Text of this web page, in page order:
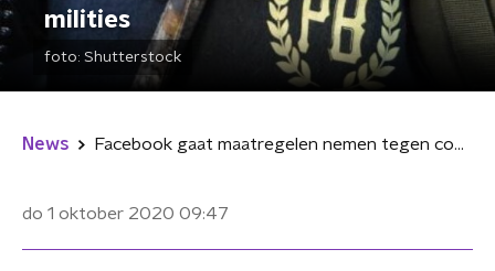
milities
foto: Shutterstock
News Facebook gaat maatregelen nemen tegen complotdenkers en milities
do 1 oktober 2020 09:47